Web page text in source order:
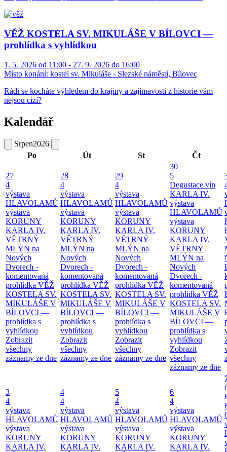
VĚŽ KOSTELA SV. MIKULÁŠE V BÍLOVCI —
prohlídka s vyhlídkou
1. 5. 2026 od 11:00 - 27. 9. 2026 do 16:00
Místo konání: kostel sv. Mikuláše - Slezské náměstí, Bílovec
Rádi se kocháte výhledem do krajiny a zajímavosti z historie vám
nejsou cizí?
Kalendář
Srpen2026
Po
Út St Čt
27
4
výstava
HLAVOLAMŮ
výstava
KORUNY
KARLA IV.
VĚTRNÝ
MLÝN na
Nových
Dvorech -
komentovaná
prohlídka VĚŽ
KOSTELA SV.
MIKULÁŠE V
BÍLOVCI —
prohlídka s
vyhlídkou
Zobrazit
všechny
záznamy ze dne
28
4
výstava
HLAVOLAMŮ
výstava
KORUNY
KARLA IV.
VĚTRNÝ
MLÝN na
Nových
Dvorech -
komentovaná
prohlídka VĚŽ
KOSTELA SV.
MIKULÁŠE V
BÍLOVCI —
prohlídka s
vyhlídkou
Zobrazit
všechny
záznamy ze dne
29
4
výstava
HLAVOLAMŮ
výstava
KORUNY
KARLA IV.
VĚTRNÝ
MLÝN na
Nových
Dvorech -
komentovaná
prohlídka VĚŽ
KOSTELA SV.
MIKULÁŠE V
BÍLOVCI —
prohlídka s
vyhlídkou
Zobrazit
všechny
záznamy ze dne
30
5
Degustace vín
KARLA IV.
výstava
HLAVOLAMŮ
výstava
KORUNY
KARLA IV.
VĚTRNÝ
MLÝN na
Nových
Dvorech -
komentovaná
prohlídka VĚŽ
KOSTELA SV.
MIKULÁŠE V
BÍLOVCI —
prohlídka s
vyhlídkou
Zobrazit
všechny
záznamy ze dne
3
4
výstava
HLAVOLAMŮ
výstava
KORUNY
KARLA IV.
4
4
výstava
HLAVOLAMŮ
výstava
KORUNY
KARLA IV.
5
4
výstava
HLAVOLAMŮ
výstava
KORUNY
KARLA IV.
6
4
výstava
HLAVOLAMŮ
výstava
KORUNY
KARLA IV.